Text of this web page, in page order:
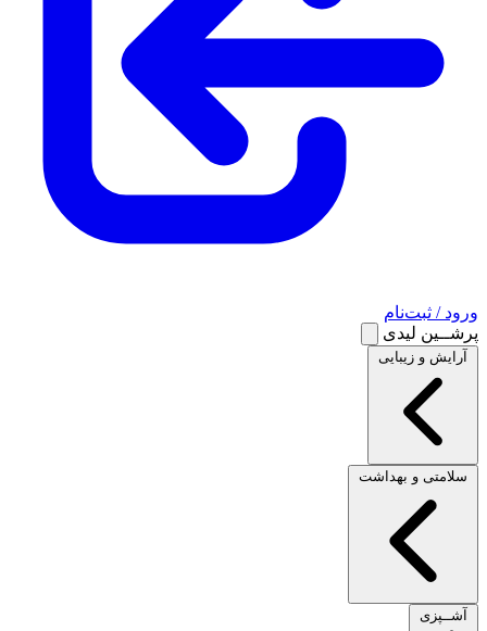
ورود / ثبت‌نام
پرشــین لیدی
آرایش و زیبایی
سلامتی و بهداشت
آشــپزی